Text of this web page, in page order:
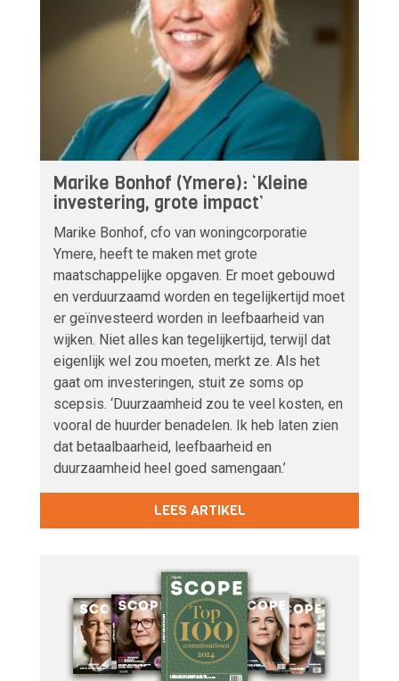
Marike Bonhof (Ymere): ‘Kleine
investering, grote impact’
Marike Bonhof, cfo van woningcorporatie
Ymere, heeft te maken met grote
maatschappelijke opgaven. Er moet gebouwd
en verduurzaamd worden en tegelijkertijd moet
er geïnvesteerd worden in leefbaarheid van
wijken. Niet alles kan tegelijkertijd, terwijl dat
eigenlijk wel zou moeten, merkt ze. Als het
gaat om investeringen, stuit ze soms op
scepsis. ‘Duurzaamheid zou te veel kosten, en
vooral de huurder benadelen. Ik heb laten zien
dat betaalbaarheid, leefbaarheid en
duurzaamheid heel goed samengaan.’
LEES ARTIKEL